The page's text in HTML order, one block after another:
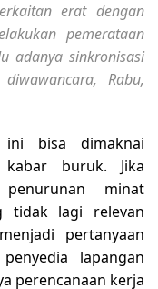
erat dengan
pemerataan
adanya sinkronisasi
Rabu,
ini bisa dimaknai
buruk. Jika
minat
tidak lagi relevan
pertanyaan
lapangan
perencanaan kerja